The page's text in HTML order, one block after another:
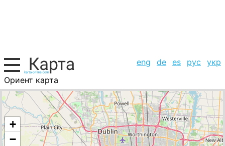
eng de es рус
укр
Ориент карта
США, список городов
+
−